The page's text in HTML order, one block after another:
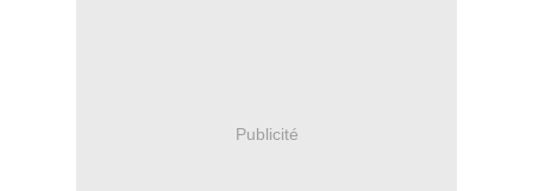
Publicité